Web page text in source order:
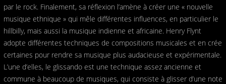
par le rock. Finalement, sa réflexion l’amène à créer une « nouvelle
musique ethnique » qui mêle différentes influences, en particulier le
hillbilly, mais aussi la musique indienne et africaine. Henry Flynt
adopte différentes techniques de compositions musicales et en crée
certaines pour rendre sa musique plus audacieuse et expérimentale.
L’une d’elles, le glissando est une technique assez ancienne et
commune à beaucoup de musiques, qui consiste à glisser d’une note